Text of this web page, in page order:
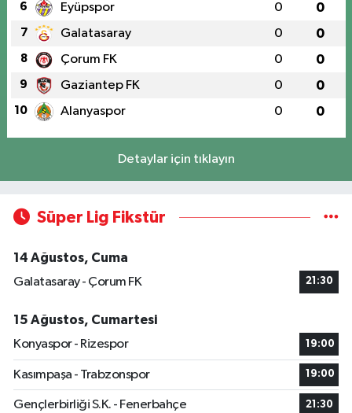
6 Eyüpspor 0 0
7 Galatasaray 0 0
8 Çorum FK 0 0
9 Gaziantep FK 0 0
10 Alanyaspor 0 0
Detaylar için tıklayın
Süper Lig Fikstür
14 Ağustos, Cuma
Galatasaray - Çorum FK
21:30
15 Ağustos, Cumartesi
Konyaspor - Rizespor
19:00
Kasımpaşa - Trabzonspor 19:00
Gençlerbirliği S.K. - Fenerbahçe 21:30